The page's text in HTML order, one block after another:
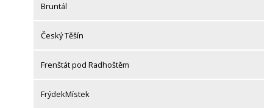
Bruntál
Český Těšín
Frenštát pod Radhoštěm
FrýdekMístek